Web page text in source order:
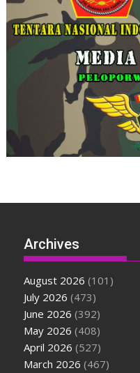
Archives
August 2026 (101)
July 2026 (473)
June 2026 (392)
May 2026 (408)
April 2026 (527)
March 2026 (467)